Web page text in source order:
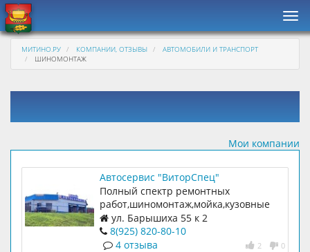
МИТИНО.РУ КОМПАНИИ, ОТЗЫВЫ
АВТОМОБИЛИ И ТРАНСПОРТ
ШИНОМОНТАЖ
Мои компании
Автосервис "ВиторСпец"
Полный спектр ремонтных
работ,шиномонтаж,мойка,кузовные
работы,покраска,сход-развал
ул. Барышиха 55 к 2
8(925) 820-80-10
2 0
4 отзыва